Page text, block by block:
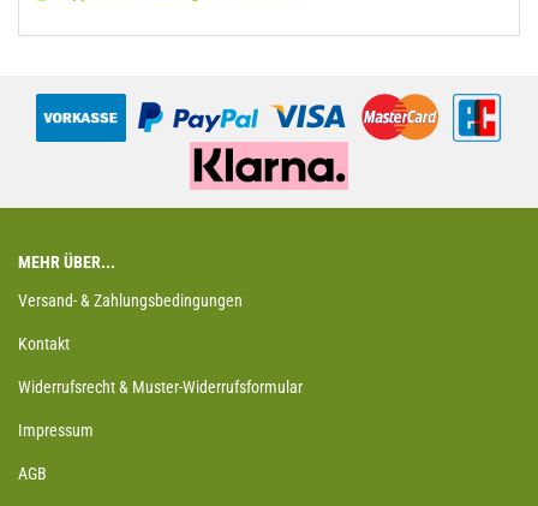
MEHR ÜBER...
Versand- & Zahlungsbedingungen
Kontakt
Widerrufsrecht & Muster-Widerrufsformular
Impressum
AGB